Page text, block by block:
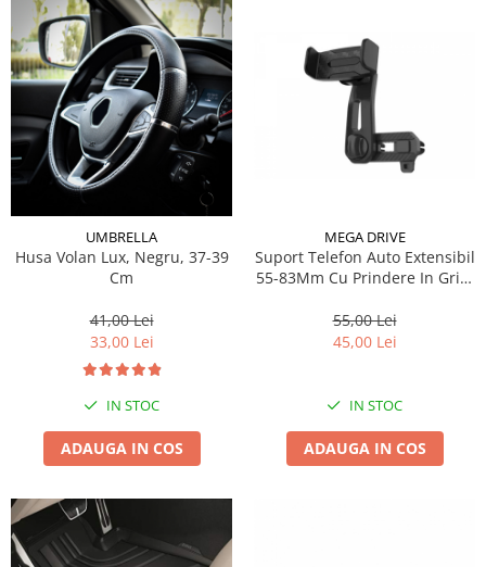
UMBRELLA
Husa Volan Lux, Negru, 37-39
Cm
41,00 Lei
33,00 Lei
IN STOC
ADAUGA IN COS
MEGA DRIVE
Suport Telefon Auto Extensibil
55-83Mm Cu Prindere In Grila
55,00 Lei
45,00 Lei
IN STOC
ADAUGA IN COS